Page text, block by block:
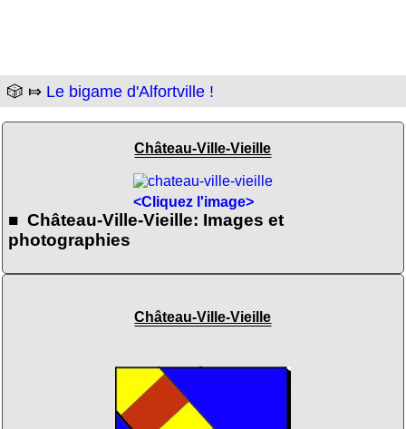
🎲 ⤇ Le bigame d'Alfortville !
Château-Ville-Vieille
<Cliquez l'image>
■ Château-Ville-Vieille: Images et
photographies
Château-Ville-Vieille